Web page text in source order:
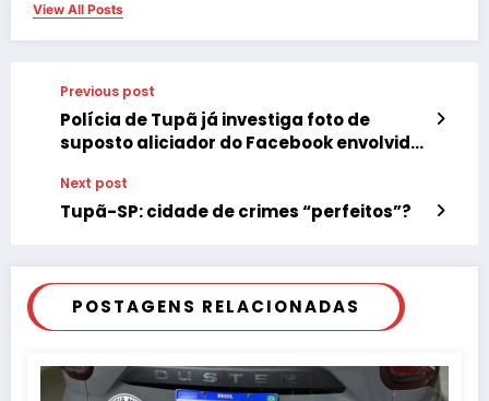
View All Posts
Previous post
Polícia de Tupã já investiga foto de
suposto aliciador do Facebook envolvido
Next post
Tupã-SP: cidade de crimes “perfeitos”?
POSTAGENS RELACIONADAS